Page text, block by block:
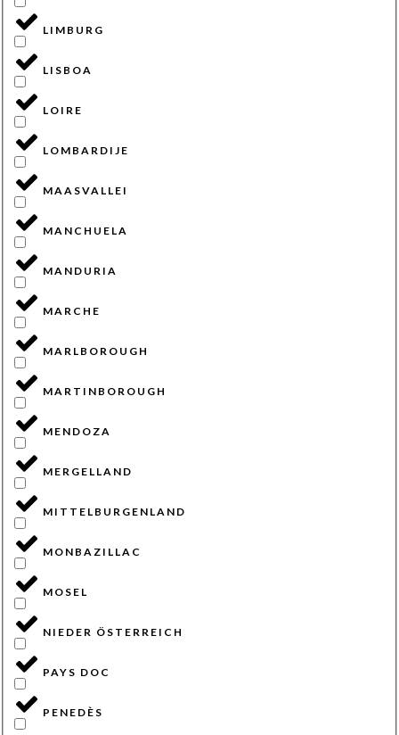
LIMBURG
LISBOA
LOIRE
LOMBARDIJE
MAASVALLEI
MANCHUELA
MANDURIA
MARCHE
MARLBOROUGH
MARTINBOROUGH
MENDOZA
MERGELLAND
MITTELBURGENLAND
MONBAZILLAC
MOSEL
NIEDER ÖSTERREICH
PAYS DOC
PENEDÈS